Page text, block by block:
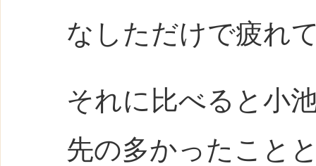
なしただけで疲れ
それに比べると小
先の多かったこと